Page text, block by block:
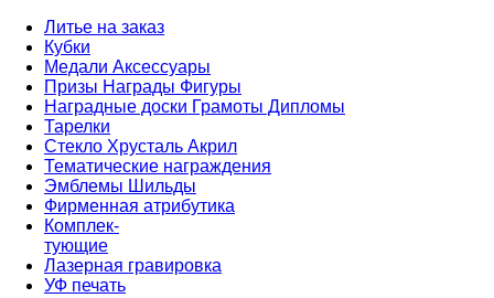
Литье на заказ
Кубки
Медали Аксессуары
Призы Награды Фигуры
Наградные доски Грамоты Дипломы
Тарелки
Стекло Хрусталь Акрил
Тематические награждения
Эмблемы Шильды
Фирменная атрибутика
Комплек-
тующие
Лазерная гравировка
УФ печать